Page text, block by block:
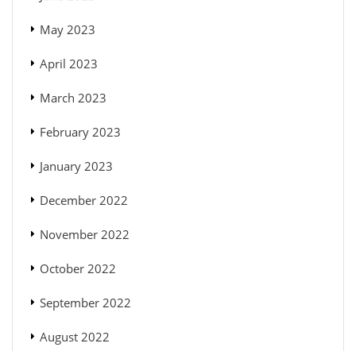
May 2023
April 2023
March 2023
February 2023
January 2023
December 2022
November 2022
October 2022
September 2022
August 2022